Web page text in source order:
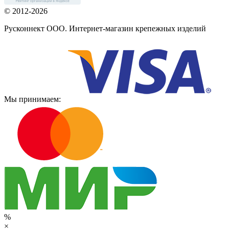
© 2012-2026
Русконнект ООО. Интернет-магазин крепежных изделий
Мы принимаем:
%
×